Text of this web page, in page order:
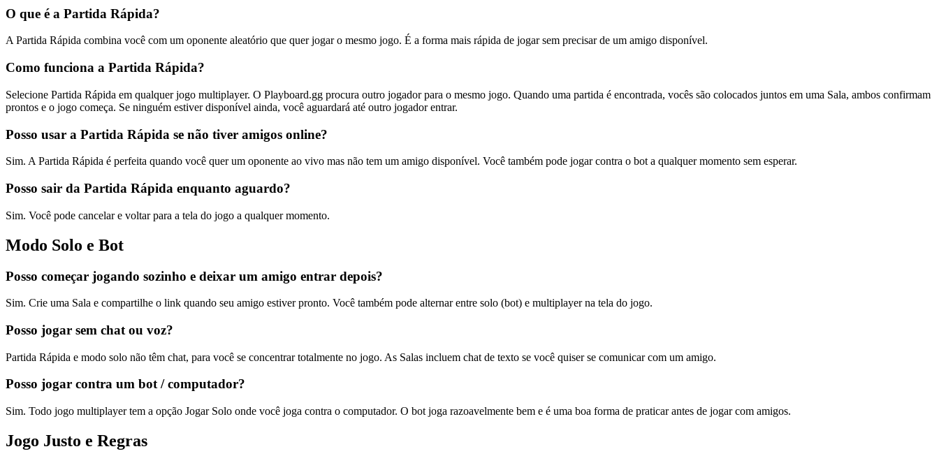
O que é a Partida Rápida?
A Partida Rápida combina você com um oponente aleatório que quer jogar o mesmo jogo. É a forma mais rápida de jogar sem precisar de um amigo disponível.
Como funciona a Partida Rápida?
Selecione Partida Rápida em qualquer jogo multiplayer. O Playboard.gg procura outro jogador para o mesmo jogo. Quando uma partida é encontrada, vocês são colocados juntos em uma Sala, ambos confirmam
prontos e o jogo começa. Se ninguém estiver disponível ainda, você aguardará até outro jogador entrar.
Posso usar a Partida Rápida se não tiver amigos online?
Sim. A Partida Rápida é perfeita quando você quer um oponente ao vivo mas não tem um amigo disponível. Você também pode jogar contra o bot a qualquer momento sem esperar.
Posso sair da Partida Rápida enquanto aguardo?
Sim. Você pode cancelar e voltar para a tela do jogo a qualquer momento.
Modo Solo e Bot
Posso começar jogando sozinho e deixar um amigo entrar depois?
Sim. Crie uma Sala e compartilhe o link quando seu amigo estiver pronto. Você também pode alternar entre solo (bot) e multiplayer na tela do jogo.
Posso jogar sem chat ou voz?
Partida Rápida e modo solo não têm chat, para você se concentrar totalmente no jogo. As Salas incluem chat de texto se você quiser se comunicar com um amigo.
Posso jogar contra um bot / computador?
Sim. Todo jogo multiplayer tem a opção Jogar Solo onde você joga contra o computador. O bot joga razoavelmente bem e é uma boa forma de praticar antes de jogar com amigos.
Jogo Justo e Regras